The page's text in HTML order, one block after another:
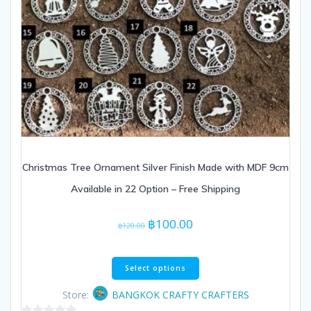
Christmas Tree Ornament Silver Finish Made with MDF 9cm
Available in 22 Option – Free Shipping
฿120.00 Original
฿120.00.
฿100.00
Select options
This
multiple
Store: BANGKOK CRAFTY CRAFTERS